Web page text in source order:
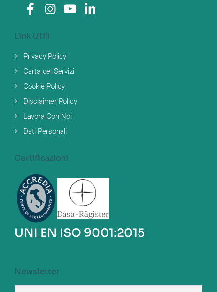
Link Utili
Privacy Policy
Carta dei Servizi
Cookie Policy
Disclaimer Policy
Lavora Con Noi
Dati Personali
Certificazioni
UNI EN ISO 9001:2015
Newsletter